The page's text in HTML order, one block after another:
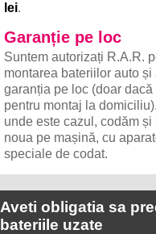
lei.
Garanție pe loc
Suntem autorizați R.A.R.
montarea bateriilor auto și
garanția pe loc (doar dacă
pentru montaj la
unde este cazul, codăm și
noua pe mașină, cu
speciale de codat.
Aveti obligatia sa
bateriile uzate